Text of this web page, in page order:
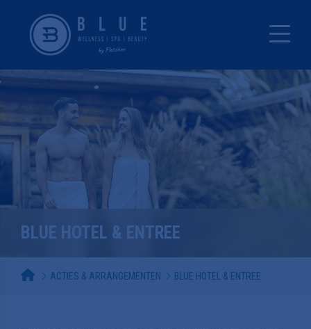
BLUE HOTEL & ENTREE
ACTIES & ARRANGEMENTEN BLUE HOTEL & ENTREE